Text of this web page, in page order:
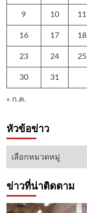
9 10 11
16 17 18
23 24 25
30 31
« ก.ค.
หัวข้อข่าว
หัวข้อ
ข่าวที่น่าติดตาม